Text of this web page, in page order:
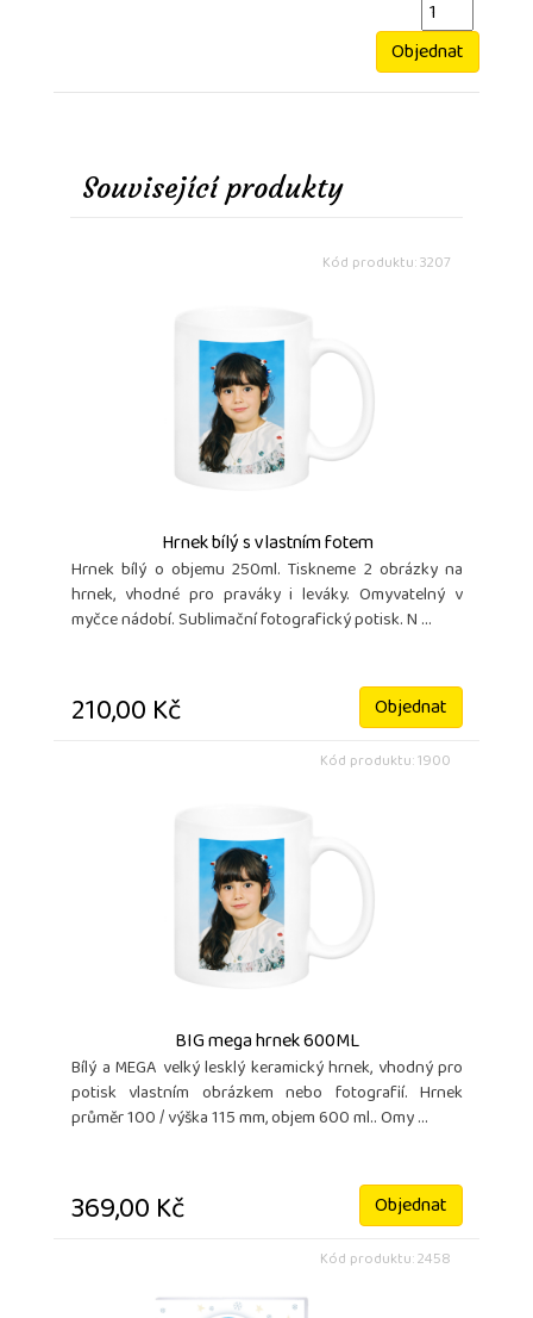
Objednat
Související produkty
Kód produktu: 3207
Hrnek bílý s vlastním fotem
Hrnek bílý o objemu 250ml. Tiskneme 2 obrázky na
hrnek, vhodné pro praváky i leváky. Omyvatelný v
myčce nádobí. Sublimační fotografický potisk. N ...
210,00 Kč Objednat
Kód produktu: 1900
BIG mega hrnek 600ML
Bílý a MEGA velký lesklý keramický hrnek, vhodný pro
potisk vlastním obrázkem nebo fotografií. Hrnek
průměr 100 / výška 115 mm, objem 600 ml.. Omy ...
369,00 Kč Objednat
Kód produktu: 2458